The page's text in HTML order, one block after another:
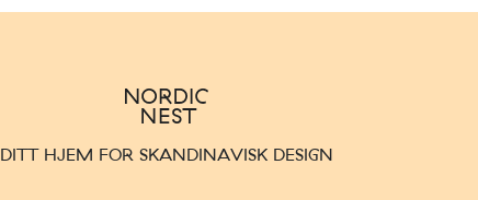
DITT HJEM FOR SKANDINAVISK DESIGN